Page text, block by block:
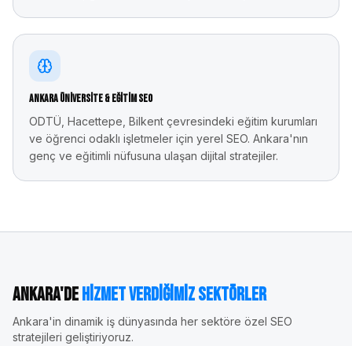
Ankara Üniversite & Eğitim SEO
ODTÜ, Hacettepe, Bilkent çevresindeki eğitim kurumları
ve öğrenci odaklı işletmeler için yerel SEO. Ankara'nın
genç ve eğitimli nüfusuna ulaşan dijital stratejiler.
Ankara'deHizmet Verdiğimiz Sektörler
Ankara'in dinamik iş dünyasında her sektöre özel SEO
stratejileri geliştiriyoruz.